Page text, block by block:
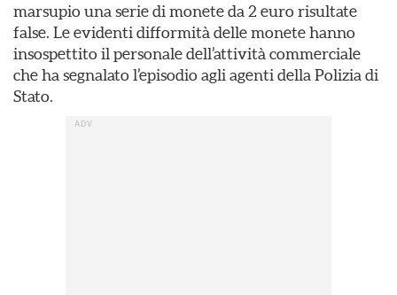
marsupio una serie di monete da 2 euro risultate
false. Le evidenti difformità delle monete hanno
insospettito il personale dell’attività commerciale
che ha segnalato l’episodio agli agenti della Polizia di
Stato.